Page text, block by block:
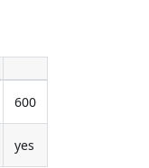
600
yes